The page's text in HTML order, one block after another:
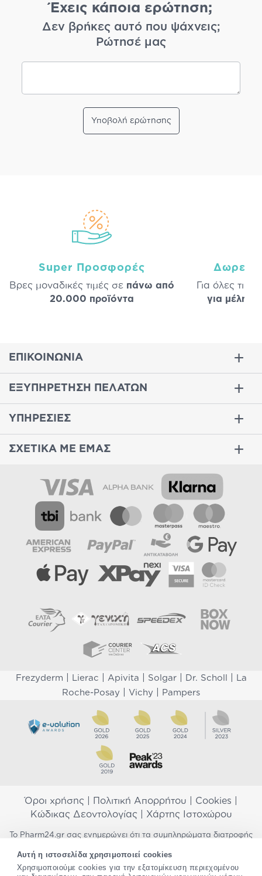
Αυτή η ιστοσελίδα χρησιμοποιεί cookies
Χρησιμοποιούμε cookies για την εξατομίκευση περιεχομένου
Έχεις κάποια ερώτηση;
Δεν βρήκες αυτό που ψάχνεις;
Ρώτησέ μας
Υποβολή ερώτησης
Super Προσφορές
Βρες μοναδικές τιμές σε πάνω από
20.000 προϊόντα
Δωρεάν
Για όλες τις
για μέλη
ΕΠΙΚΟΙΝΩΝΙΑ
ΕΞΥΠΗΡΕΤΗΣΗ ΠΕΛΑΤΩΝ
ΥΠΗΡΕΣΙΕΣ
ΣΧΕΤΙΚΑ ΜΕ ΕΜΑΣ
Frezyderm Lierac Apivita Solgar| Dr. Scholl
La
Roche-Posay
Vichy Pampers
Όροι χρήσης Πολιτική Απορρήτου Cookies
Κώδικας Δεοντολογίας| Χάρτης Ιστοχώρου
Το Pharm24.gr σας ενημερώνει ότι τα συμπληρώματα διατροφής
προορίζονται για την πρόληψη, αγωγή ή θεραπεία ανθρώπινης
νόσου. Συμβουλευτείτε τον γιατρό σας εάν είστε έγκυος,